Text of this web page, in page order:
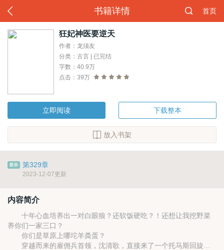
书籍详情 首页
狂妃神医要逆天
作者：龙须友
分类：古言 | 已完结
字数：40.9万
点击：39万
立即阅读 下载整本
放入书架
第329章
2023-12-07更新
内容简介
十年心血培养出一对白眼狼？还软饭硬吃？！还想让我挖野菜
养你们一家三口？
你们是草原上哪坨羊粪蛋？
穿越而来的雇佣兵首领，沈清歌，直接来了一个托马斯回旋